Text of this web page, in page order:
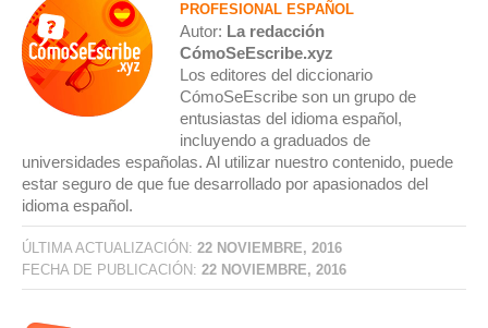
PROFESIONAL ESPAÑOL
Autor: La redacción
CómoSeEscribe.xyz
Los editores del diccionario
CómoSeEscribe son un grupo de
entusiastas del idioma español,
incluyendo a graduados de
universidades españolas. Al utilizar nuestro contenido, puede
estar seguro de que fue desarrollado por apasionados del
idioma español.
ÚLTIMA ACTUALIZACIÓN: 22 NOVIEMBRE, 2016
FECHA DE PUBLICACIÓN: 22 NOVIEMBRE, 2016